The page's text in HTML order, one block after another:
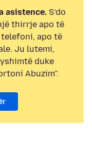
asistence.S’do
thirrje apo të
apo të
Ju lutemi,
duke
Abuzim”.